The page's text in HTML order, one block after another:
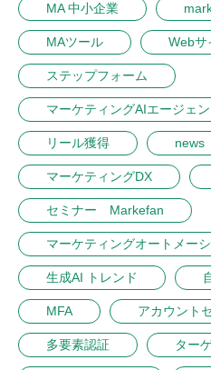
MA 中小企業
MAツール Webサ
ステップフォーム
マーケティングAIエージェン
リール獲得 news
マーケティングDX
セミナー Markefan
マーケティングオートメー
生成AI トレンド
MFA アカウント
多要素認証 ター